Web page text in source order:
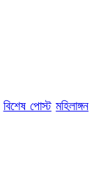
বিশেষ পোস্ট মহিলাঙ্গন